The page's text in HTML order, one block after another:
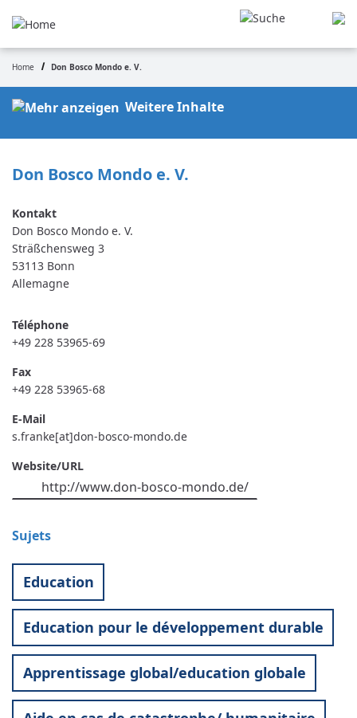
au
principal
Fil
d'Ariane
Home Don Bosco Mondo e. V.
Weitere Inhalte
Don Bosco Mondo e. V.
Don Bosco Mondo e. V.
Sträßchensweg 3
53113 Bonn
Allemagne
Téléphone
+49 228 53965-69
Fax
+49 228 53965-68
E-Mail
s.franke[at]don-bosco-mondo.de
Website/URL
http://www.don-bosco-mondo.de/
Sujets
Education
Education pour le développement durable
Apprentissage global/education globale